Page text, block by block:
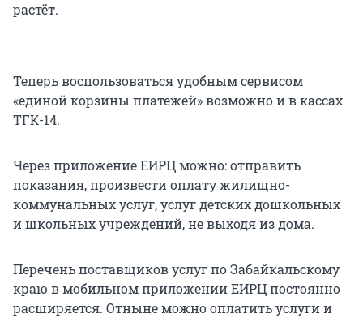
растёт.
Теперь воспользоваться удобным сервисом
«единой корзины платежей» возможно и в кассах
ТГК-14.
Через приложение ЕИРЦ можно: отправить
показания, произвести оплату жилищно-
коммунальных услуг, услуг детских дошкольных
и школьных учреждений, не выходя из дома.
Перечень поставщиков услуг по Забайкальскому
краю в мобильном приложении ЕИРЦ постоянно
расширяется. Отныне можно оплатить услуги и